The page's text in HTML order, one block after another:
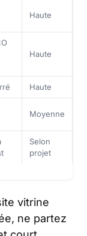
Haute
Haute
Haute
Moyenne
Selon
projet
vitrine
ne partez